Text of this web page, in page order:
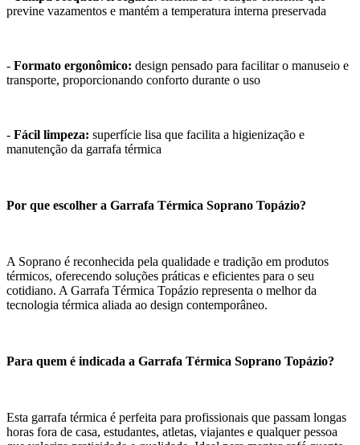
previne vazamentos e mantém a temperatura interna preservada
- Formato ergonômico: design pensado para facilitar o manuseio e
transporte, proporcionando conforto durante o uso
- Fácil limpeza: superfície lisa que facilita a higienização e
manutenção da garrafa térmica
Por que escolher a Garrafa Térmica Soprano Topázio?
A Soprano é reconhecida pela qualidade e tradição em produtos
térmicos, oferecendo soluções práticas e eficientes para o seu
cotidiano. A Garrafa Térmica Topázio representa o melhor da
tecnologia térmica aliada ao design contemporâneo.
Para quem é indicada a Garrafa Térmica Soprano Topázio?
Esta garrafa térmica é perfeita para profissionais que passam longas
horas fora de casa, estudantes, atletas, viajantes e qualquer pessoa